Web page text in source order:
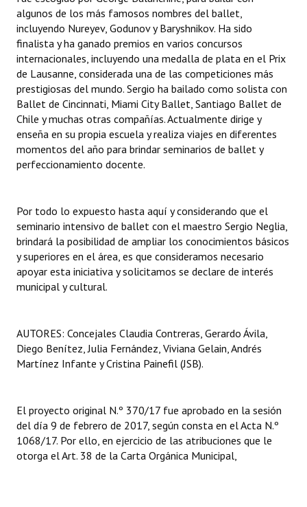
Huéspedes de Honor - Registro
Antiguos Pobladores - Registro
Reconocimientos - Registro
Bariloche, Municipio intercultural
Entrega de distinciones
REFORMA DE LA CARTA ORGÁNICA
algunos de los más famosos nombres del ballet,
incluyendo Nureyev, Godunov y Baryshnikov. Ha sido
finalista y ha ganado premios en varios concursos
internacionales, incluyendo una medalla de plata en el Prix
de Lausanne, considerada una de las competiciones más
prestigiosas del mundo. Sergio ha bailado como solista con
Ballet de Cincinnati, Miami City Ballet, Santiago Ballet de
Chile y muchas otras compañías. Actualmente dirige y
enseña en su propia escuela y realiza viajes en diferentes
momentos del año para brindar seminarios de ballet y
perfeccionamiento docente.
Por todo lo expuesto hasta aquí y considerando que el
seminario intensivo de ballet con el maestro Sergio Neglia,
brindará la posibilidad de ampliar los conocimientos básicos
y superiores en el área, es que consideramos necesario
apoyar esta iniciativa y solicitamos se declare de interés
municipal y cultural.
AUTORES: Concejales Claudia Contreras, Gerardo Ávila,
Diego Benítez, Julia Fernández, Viviana Gelain, Andrés
Martínez Infante y Cristina Painefil (JSB).
El proyecto original N.º 370/17 fue aprobado en la sesión
del día 9 de febrero de 2017, según consta en el Acta N.º
1068/17. Por ello, en ejercicio de las atribuciones que le
otorga el Art. 38 de la Carta Orgánica Municipal,